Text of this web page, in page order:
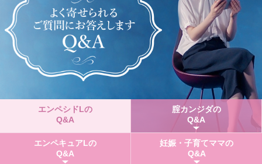
エンペシドLの
Q&A
腟カンジダの
Q&A
エンペキュアLの
Q&A
妊娠・子育てママの
Q&A